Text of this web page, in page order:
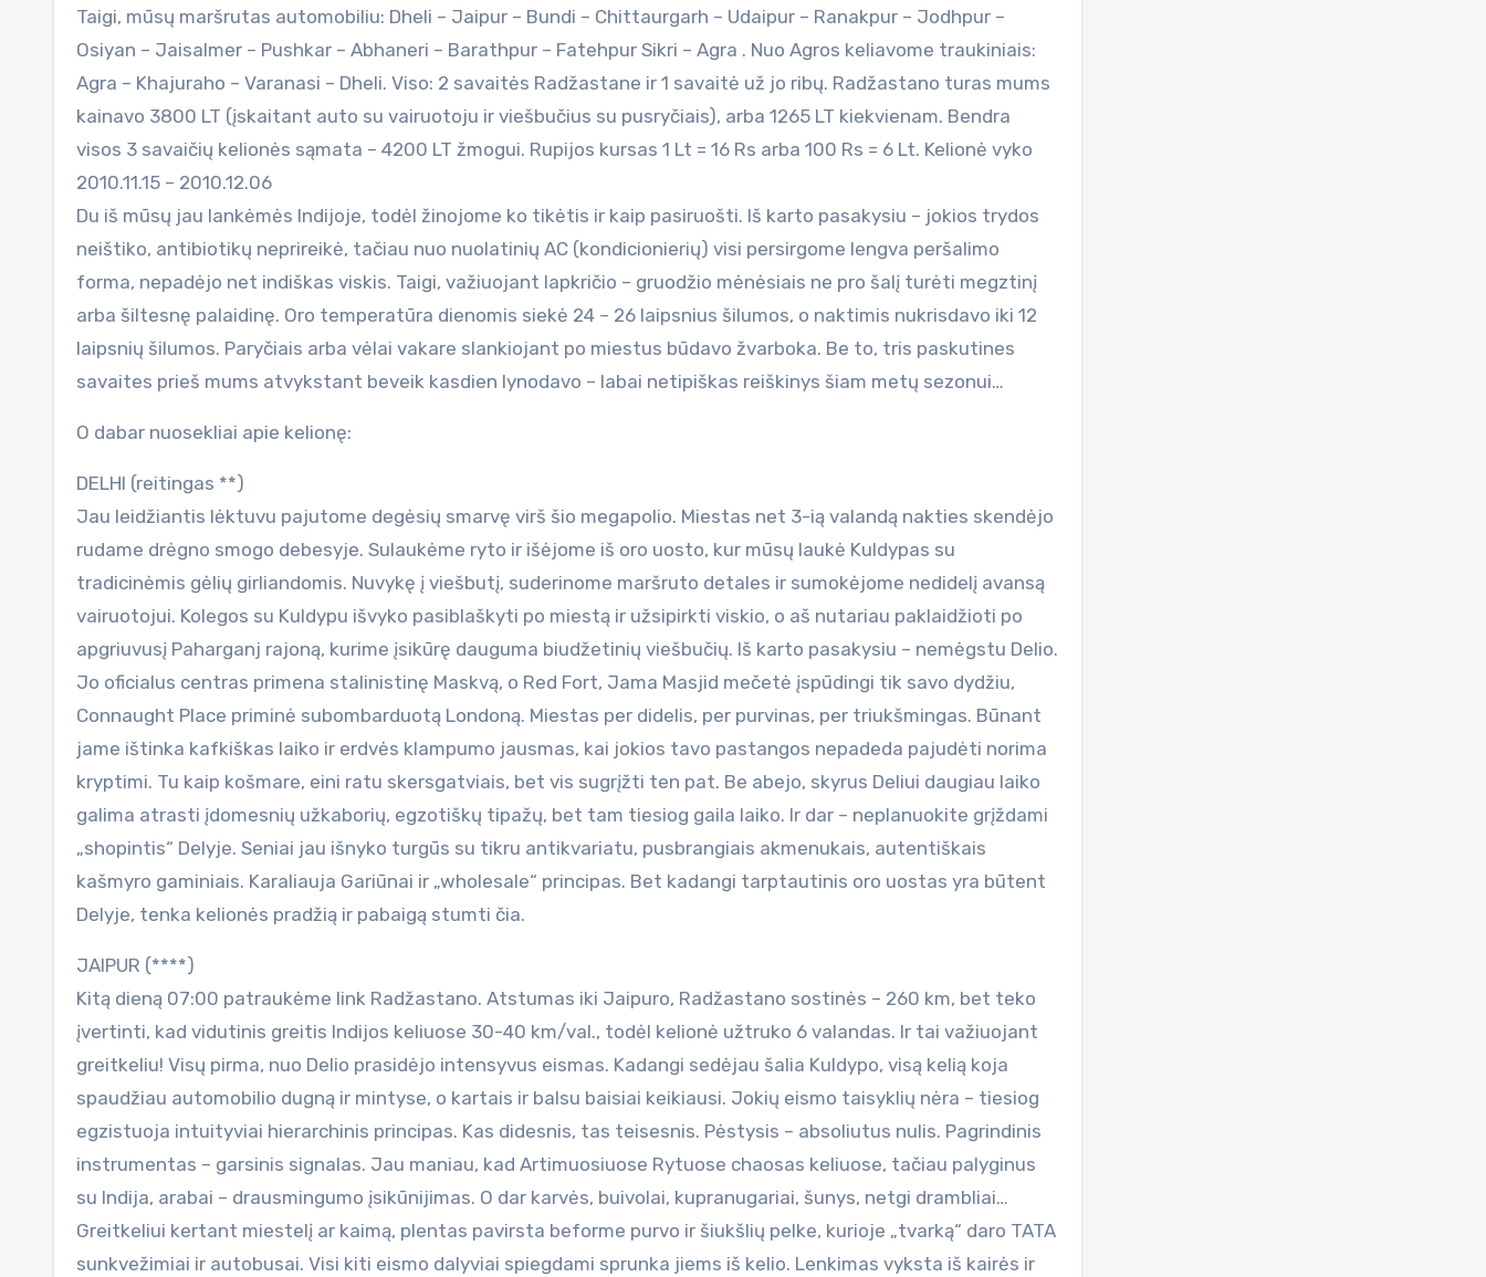
Taigi, mūsų maršrutas automobiliu: Dheli – Jaipur – Bundi – Chittaurgarh – Udaipur – Ranakpur – Jodhpur –
Osiyan – Jaisalmer – Pushkar – Abhaneri – Barathpur – Fatehpur Sikri – Agra . Nuo Agros keliavome traukiniais:
Agra – Khajuraho – Varanasi – Dheli. Viso: 2 savaitės Radžastane ir 1 savaitė už jo ribų. Radžastano turas mums
kainavo 3800 LT (įskaitant auto su vairuotoju ir viešbučius su pusryčiais), arba 1265 LT kiekvienam. Bendra
visos 3 savaičių kelionės sąmata – 4200 LT žmogui. Rupijos kursas 1 Lt = 16 Rs arba 100 Rs = 6 Lt. Kelionė vyko
2010.11.15 – 2010.12.06
Du iš mūsų jau lankėmės Indijoje, todėl žinojome ko tikėtis ir kaip pasiruošti. Iš karto pasakysiu – jokios trydos
neištiko, antibiotikų neprireikė, tačiau nuo nuolatinių AC (kondicionierių) visi persirgome lengva peršalimo
forma, nepadėjo net indiškas viskis. Taigi, važiuojant lapkričio – gruodžio mėnėsiais ne pro šalį turėti megztinį
arba šiltesnę palaidinę. Oro temperatūra dienomis siekė 24 – 26 laipsnius šilumos, o naktimis nukrisdavo iki 12
laipsnių šilumos. Paryčiais arba vėlai vakare slankiojant po miestus būdavo žvarboka. Be to, tris paskutines
savaites prieš mums atvykstant beveik kasdien lynodavo – labai netipiškas reiškinys šiam metų sezonui…
O dabar nuosekliai apie kelionę:
DELHI (reitingas **)
Jau leidžiantis lėktuvu pajutome degėsių smarvę virš šio megapolio. Miestas net 3-ią valandą nakties skendėjo
rudame drėgno smogo debesyje. Sulaukėme ryto ir išėjome iš oro uosto, kur mūsų laukė Kuldypas su
tradicinėmis gėlių girliandomis. Nuvykę į viešbutį, suderinome maršruto detales ir sumokėjome nedidelį avansą
vairuotojui. Kolegos su Kuldypu išvyko pasiblaškyti po miestą ir užsipirkti viskio, o aš nutariau paklaidžioti po
apgriuvusį Paharganj rajoną, kurime įsikūrę dauguma biudžetinių viešbučių. Iš karto pasakysiu – nemėgstu Delio.
Jo oficialus centras primena stalinistinę Maskvą, o Red Fort, Jama Masjid mečetė įspūdingi tik savo dydžiu,
Connaught Place priminė subombarduotą Londoną. Miestas per didelis, per purvinas, per triukšmingas. Būnant
jame ištinka kafkiškas laiko ir erdvės klampumo jausmas, kai jokios tavo pastangos nepadeda pajudėti norima
kryptimi. Tu kaip košmare, eini ratu skersgatviais, bet vis sugrįžti ten pat. Be abejo, skyrus Deliui daugiau laiko
galima atrasti įdomesnių užkaborių, egzotiškų tipažų, bet tam tiesiog gaila laiko. Ir dar – neplanuokite grįždami
„shopintis“ Delyje. Seniai jau išnyko turgūs su tikru antikvariatu, pusbrangiais akmenukais, autentiškais
kašmyro gaminiais. Karaliauja Gariūnai ir „wholesale“ principas. Bet kadangi tarptautinis oro uostas yra būtent
Delyje, tenka kelionės pradžią ir pabaigą stumti čia.
JAIPUR (****)
Kitą dieną 07:00 patraukėme link Radžastano. Atstumas iki Jaipuro, Radžastano sostinės – 260 km, bet teko
įvertinti, kad vidutinis greitis Indijos keliuose 30-40 km/val., todėl kelionė užtruko 6 valandas. Ir tai važiuojant
greitkeliu! Visų pirma, nuo Delio prasidėjo intensyvus eismas. Kadangi sedėjau šalia Kuldypo, visą kelią koja
spaudžiau automobilio dugną ir mintyse, o kartais ir balsu baisiai keikiausi. Jokių eismo taisyklių nėra – tiesiog
egzistuoja intuityviai hierarchinis principas. Kas didesnis, tas teisesnis. Pėstysis – absoliutus nulis. Pagrindinis
instrumentas – garsinis signalas. Jau maniau, kad Artimuosiuose Rytuose chaosas keliuose, tačiau palyginus
su Indija, arabai – drausmingumo įsikūnijimas. O dar karvės, buivolai, kupranugariai, šunys, netgi drambliai…
Greitkeliui kertant miestelį ar kaimą, plentas pavirsta beforme purvo ir šiukšlių pelke, kurioje „tvarką“ daro TATA
sunkvežimiai ir autobusai. Visi kiti eismo dalyviai spiegdami sprunka jiems iš kelio. Lenkimas vyksta iš kairės ir